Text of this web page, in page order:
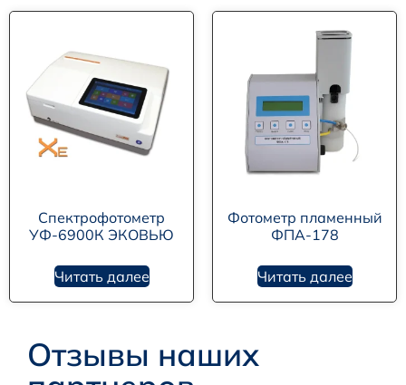
Спектрофотометр
УФ-6900К ЭКОВЬЮ
Читать далее
Фотометр пламенный
ФПА-178
Читать далее
Отзывы наших